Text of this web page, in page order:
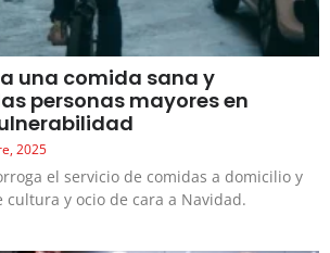
una comida sana y
personas mayores en
2025
el servicio de comidas a domicilio y
y ocio de cara a Navidad.